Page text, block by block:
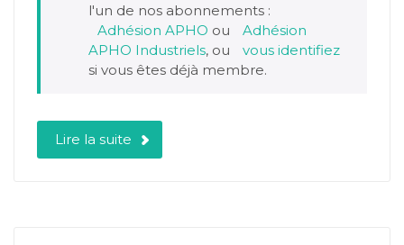
l'un de nos abonnements :
Adhésion APHO ou
Adhésion
APHO Industriels, ou
vous identifiez
si vous êtes déjà membre.
Lire la suite